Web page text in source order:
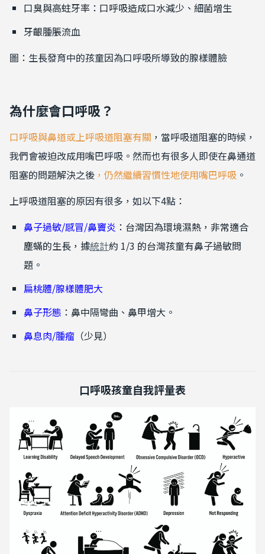
口臭與高蛀牙率：口呼吸造成口水減少、細菌增生
牙齦腫脹流血
圖：生長發育中的孩童因為口呼吸所導致的腺樣體臉
為什麼會口呼吸？
口呼吸與鼻道或上呼吸道阻塞有關 ，當呼吸道阻塞的時候，
我們會被迫改成用嘴巴呼吸。然而也有很多人即使在鼻通道
阻塞的問題解決之後 ，仍然繼續習慣性地使用嘴巴呼吸 。
上呼吸道阻塞的原因有很多，如以下4點：
鼻子過敏/感冒/鼻竇炎 ：台灣因為環境濕熱，非常適合
塵蟎的生長，據統計約 1/3 的台灣孩童有鼻子過敏問
題。
扁桃體/腺樣體肥大
鼻子形態 ：鼻中隔彎曲、鼻甲增大。
鼻息肉/腫瘤 （少見）
口呼吸孩童自我評量表